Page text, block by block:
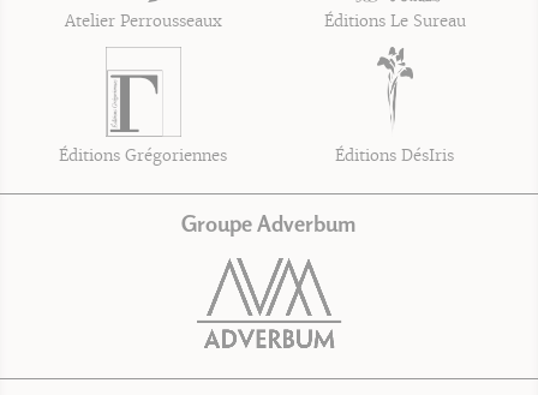
Atelier Perrousseaux Éditions Le Sureau
Éditions Grégoriennes Éditions DésIris
Groupe Adverbum